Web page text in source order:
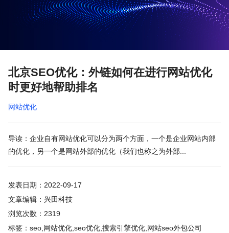
北京SEO优化：外链如何在进行网站优化
时更好地帮助排名
网站优化
导读：企业自有网站优化可以分为两个方面，一个是企业网站内部
的优化，另一个是网站外部的优化（我们也称之为外部...
发表日期：2022-09-17
文章编辑：兴田科技
浏览次数：2319
标签：seo,网站优化,seo优化,搜索引擎优化,网站seo外包公司